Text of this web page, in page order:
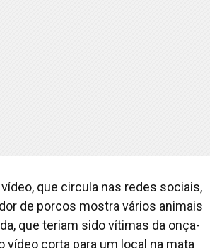
que circula nas redes sociais,
de porcos mostra vários animais
que teriam sido vítimas da onça-
vídeo corta para um local na mata